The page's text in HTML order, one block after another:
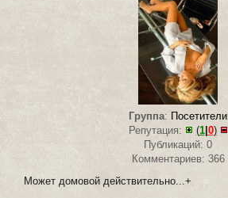
Группа: Посетители
Репутация:
(1| 0)
Публикаций: 0
Комментариев: 366
Может домовой действительно...+